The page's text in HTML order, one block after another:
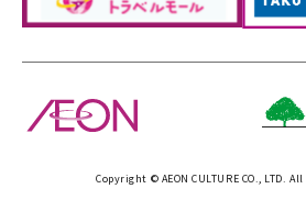
Copyright © AEON CULTURE CO., LTD.